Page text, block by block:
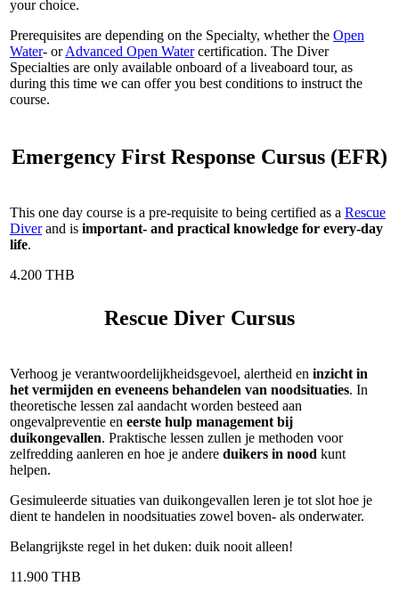
your choice.
Prerequisites are depending on the Specialty, whether the Open
Water- orAdvanced Open Watercertification. The Diver
Specialties are only available onboard of a liveaboard tour, as
during this time we can offer you best conditions to instruct the
course.
Emergency First Response Cursus (EFR)
This one day course is a pre-requisite to being certified as a Rescue
Diverand is important- and practical knowledge for every-day
life.
4.200 THB
Rescue Diver Cursus
Verhoog je verantwoordelijkheidsgevoel, alertheid en inzicht in
het vermijden en eveneens behandelen van noodsituaties. In
theoretische lessen zal aandacht worden besteed aan
ongevalpreventie en eerste hulp management bij
duikongevallen. Praktische lessen zullen je methoden voor
zelfredding aanleren en hoe je andere duikers in nood kunt
helpen.
Gesimuleerde situaties van duikongevallen leren je tot slot hoe je
dient te handelen in noodsituaties zowel boven- als onderwater.
Belangrijkste regel in het duken: duik nooit alleen!
11.900 THB